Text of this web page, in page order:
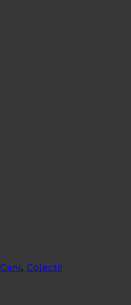
Cani, Colectii